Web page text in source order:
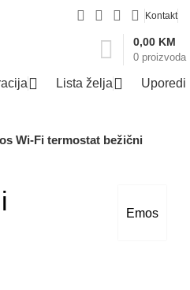
Kontakt
0 proizvoda
0,00 KM
Lista želja Uporedi
Wi-Fi termostat bežični
Emos